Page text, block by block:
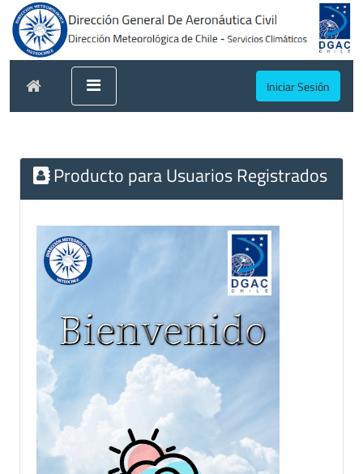
Iniciar Sesión
Producto para Usuarios Registrados